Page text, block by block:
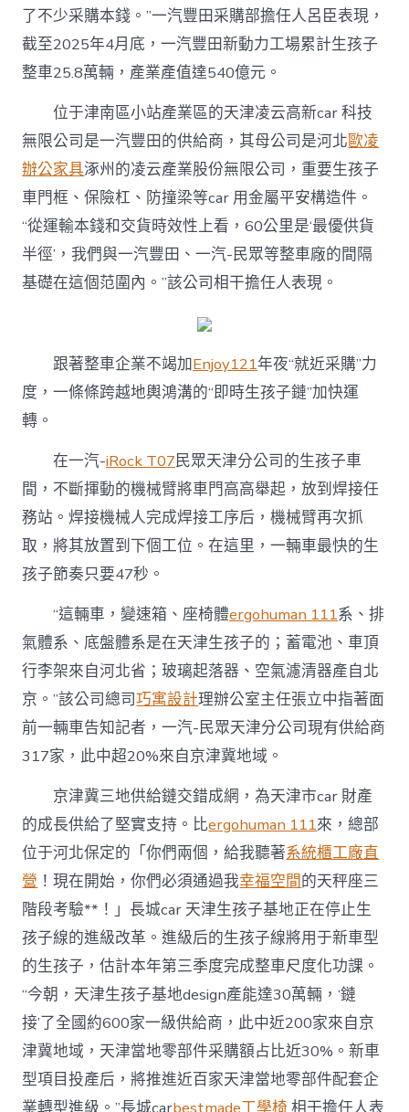
了不少采購本錢。”一汽豐田采購部擔任人呂臣表現，
截至2025年4月底，一汽豐田新動力工場累計生孩子
整車25.8萬輛，產業產值達540億元。
位于津南區小站產業區的天津凌云高新car 科技
無限公司是一汽豐田的供給商，其母公司是河北歐凌
辦公家具涿州的凌云產業股份無限公司，重要生孩子
車門框、保險杠、防撞梁等car 用金屬平安構造件。
“從運輸本錢和交貨時效性上看，60公里是‘最優供貨
半徑’，我們與一汽豐田、一汽-民眾等整車廠的間隔
基礎在這個范圍內。”該公司相干擔任人表現。
跟著整車企業不竭加Enjoy121年夜“就近采購”力
度，一條條跨越地輿鴻溝的“即時生孩子鏈”加快運
轉。
在一汽-iRock T07民眾天津分公司的生孩子車
間，不斷揮動的機械臂將車門高高舉起，放到焊接任
務站。焊接機械人完成焊接工序后，機械臂再次抓
取，將其放置到下個工位。在這里，一輛車最快的生
孩子節奏只要47秒。
“這輛車，變速箱、座椅體ergohuman 111系、排
氣體系、底盤體系是在天津生孩子的；蓄電池、車頂
行李架來自河北省；玻璃起落器、空氣濾清器產自北
京。”該公司總司巧寓設計理辦公室主任張立中指著面
前一輛車告知記者，一汽-民眾天津分公司現有供給商
317家，此中超20%來自京津冀地域。
京津冀三地供給鏈交錯成網，為天津市car 財產
的成長供給了堅實支持。比ergohuman 111來，總部
位于河北保定的「你們兩個，給我聽著系統櫃工廠直
營 ！現在開始，你們必須通過我幸福空間的天秤座三
階段考驗**！」長城car 天津生孩子基地正在停止生
孩子線的進級改革。進級后的生孩子線將用于新車型
的生孩子，估計本年第三季度完成整車尺度化功課。
“今朝，天津生孩子基地design產能達30萬輛，‘鏈
接’了全國約600家一級供給商，此中近200家來自京
津冀地域，天津當地零部件采購額占比近30%。新車
型項目投產后，將推進近百家天津當地零部件配套企
業轉型進級。”長城carbestmade工學椅 相干擔任人表